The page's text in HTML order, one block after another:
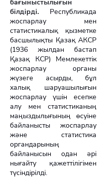
бағыныстылығын
білдірді. Республикада
жоспарлау мен
статистикалық қызметке
басшылықты Қазақ АКСР
(1936 жылдан бастап
Қазақ КСР) Мемлекеттік
жоспарлау органы
жүзеге асырды, бұл
халық шаруашылығын
жоспарлау үшін есепке
алу мен статистиканың
маңыздылығының өсуіне
байланысты жоспарлау
және статистика
органдарының
байланысын одан әрі
нығайту қажеттілігімен
түсіндірілді.